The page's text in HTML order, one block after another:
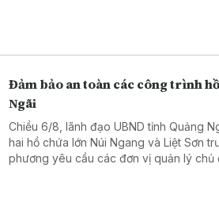
Đảm bảo an toàn các công trình
Ngãi
Chiều 6/8, lãnh đạo UBND tỉnh Quảng
hai hồ chứa lớn Núi Ngang và Liệt Sơn
phương yêu cầu các đơn vị quản lý